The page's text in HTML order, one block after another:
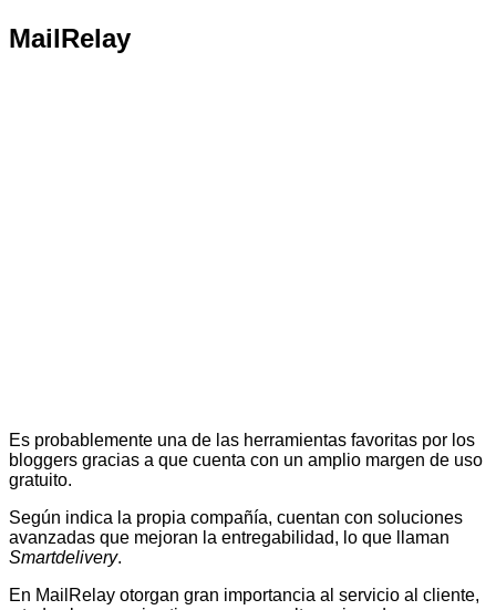
MailRelay
Es probablemente una de las herramientas favoritas por los
bloggers gracias a que cuenta con un amplio margen de uso
gratuito.
Según indica la propia compañía, cuentan con soluciones
avanzadas que mejoran la entregabilidad, lo que llaman
Smartdelivery.
En MailRelay otorgan gran importancia al servicio al cliente,